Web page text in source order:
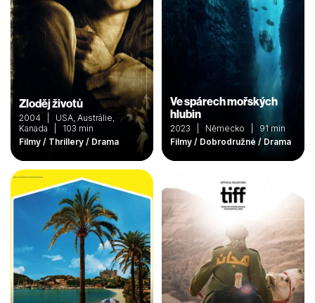
Zloděj životů
2004 | USA, Austrálie,
Kanada | 103 min
Filmy / Thrillery / Drama
Ve spárech mořských
hlubin
2023 | Německo | 91 min
Filmy / Dobrodružné / Drama